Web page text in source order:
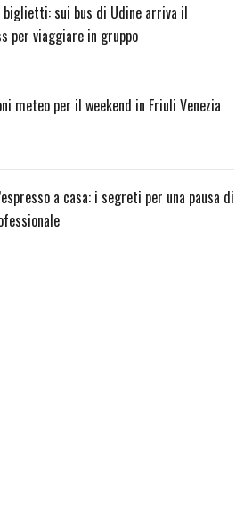
biglietti: sui bus di Udine arriva il
per viaggiare in gruppo
meteo per il weekend in Friuli Venezia
a casa: i segreti per una pausa di